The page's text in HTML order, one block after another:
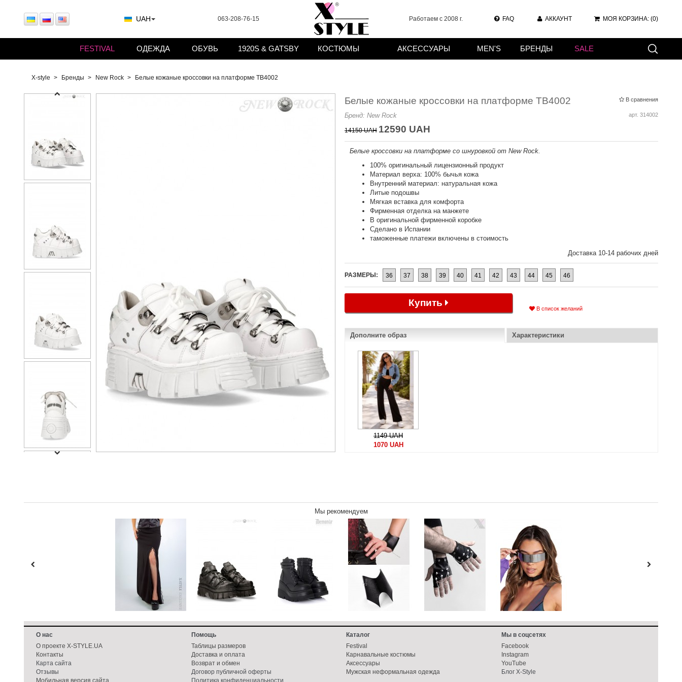
UAH 063-208-76-15 Работаем с 2008 г. FAQ АККАУНТ МОЯ КОРЗИНА: (0)
X-style Бренды New Rock Белые кожаные кроссовки на платформе TB4002
В сравнения
Белые кожаные кроссовки на платформе TB4002
арт. 314002
Бренд: New Rock
14150 UAH 12590 UAH
Белые кроссовки на платформе со шнуровкой от New Rock.
100% оригинальный лицензионный продукт
Материал верха: 100% бычья кожа
Внутренний материал: натуральная кожа
Литые подошвы
Мягкая вставка для комфорта
Фирменная отделка на манжете
В оригинальной фирменной коробке
Сделано в Испании
таможенные платежи включены в стоимость
Доставка 10-14 рабочих дней
РАЗМЕРЫ: 36 37 38 39 40 41 42 43 44 45 46
Купить
В список желаний
Дополните образ Характеристики
1149 UAH
1070 UAH
Мы рекомендуем
FESTIVAL ОДЕЖДА ОБУВЬ 1920S & GATSBY КОСТЮМЫ АКСЕССУАРЫ MEN'S БРЕНДЫ SALE
О нас
О проекте X-STYLE.UA
Контакты
Карта сайта
Отзывы
Мобильная версия сайта
Помощь
Таблицы размеров
Доставка и оплата
Возврат и обмен
Договор публичной оферты
Политика конфиденциальности
Каталог
Festival
Карнавальные костюмы
Аксессуары
Мужская неформальная одежда
Мы в соцсетях
Facebook
Instagram
YouTube
Блог X-Style